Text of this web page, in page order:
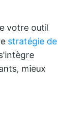
votre outil
stratégie de
mieux